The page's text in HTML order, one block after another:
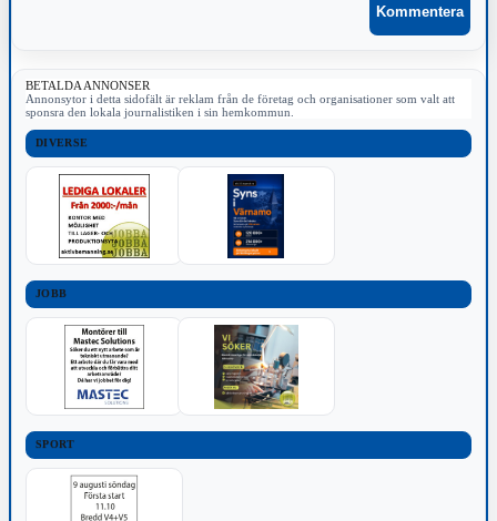
BETALDA ANNONSER
Annonsytor i detta sidofält är reklam från de företag och organisationer som valt att
sponsra den lokala journalistiken i sin hemkommun.
DIVERSE
JOBB
SPORT